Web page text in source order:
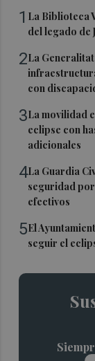
1 La Biblioteca
del legado de
2La
con
3La movilidad
eclipse con
adicionales
4La Guardia
seguridad
efectivos
5El
seguir el